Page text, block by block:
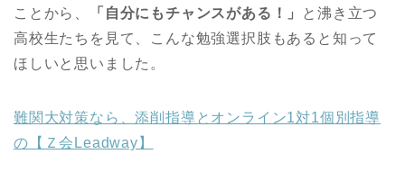
ことから、
「自分にもチャンスがある！」
と沸き立つ
高校生たちを見て、こんな勉強選択肢もあると知って
ほしいと思いました。
難関大対策なら、添削指導とオンライン1対1個別指導
の【Ｚ会Leadway】